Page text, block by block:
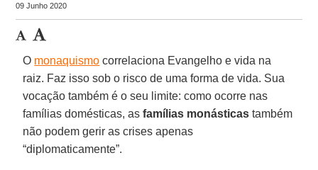
09 Junho 2020
O monaquismo correlaciona Evangelho e vida na
raiz. Faz isso sob o risco de uma forma de vida. Sua
vocação também é o seu limite: como ocorre nas
famílias domésticas, asfamílias monásticas também
não podem gerir as crises apenas
“diplomaticamente”.